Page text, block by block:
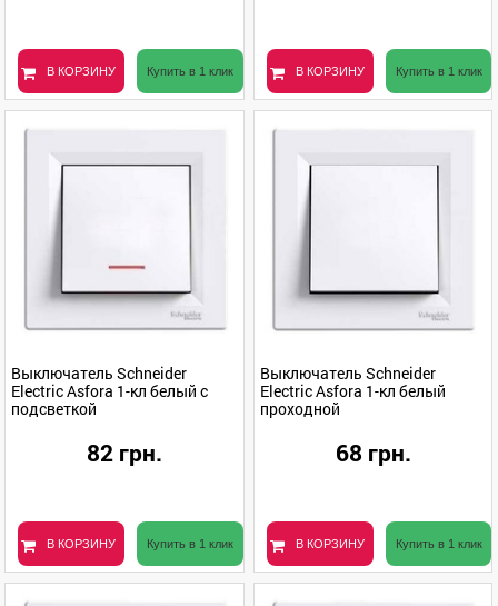
В КОРЗИНУ Купить в 1 клик В КОРЗИНУ Купить в 1 клик
Выключатель Schneider
Electric Asfora 1-кл белый с
подсветкой
82 грн.
В КОРЗИНУ Купить в 1 клик
Выключатель Schneider
Electric Asfora 1-кл белый
проходной
68 грн.
В КОРЗИНУ Купить в 1 клик